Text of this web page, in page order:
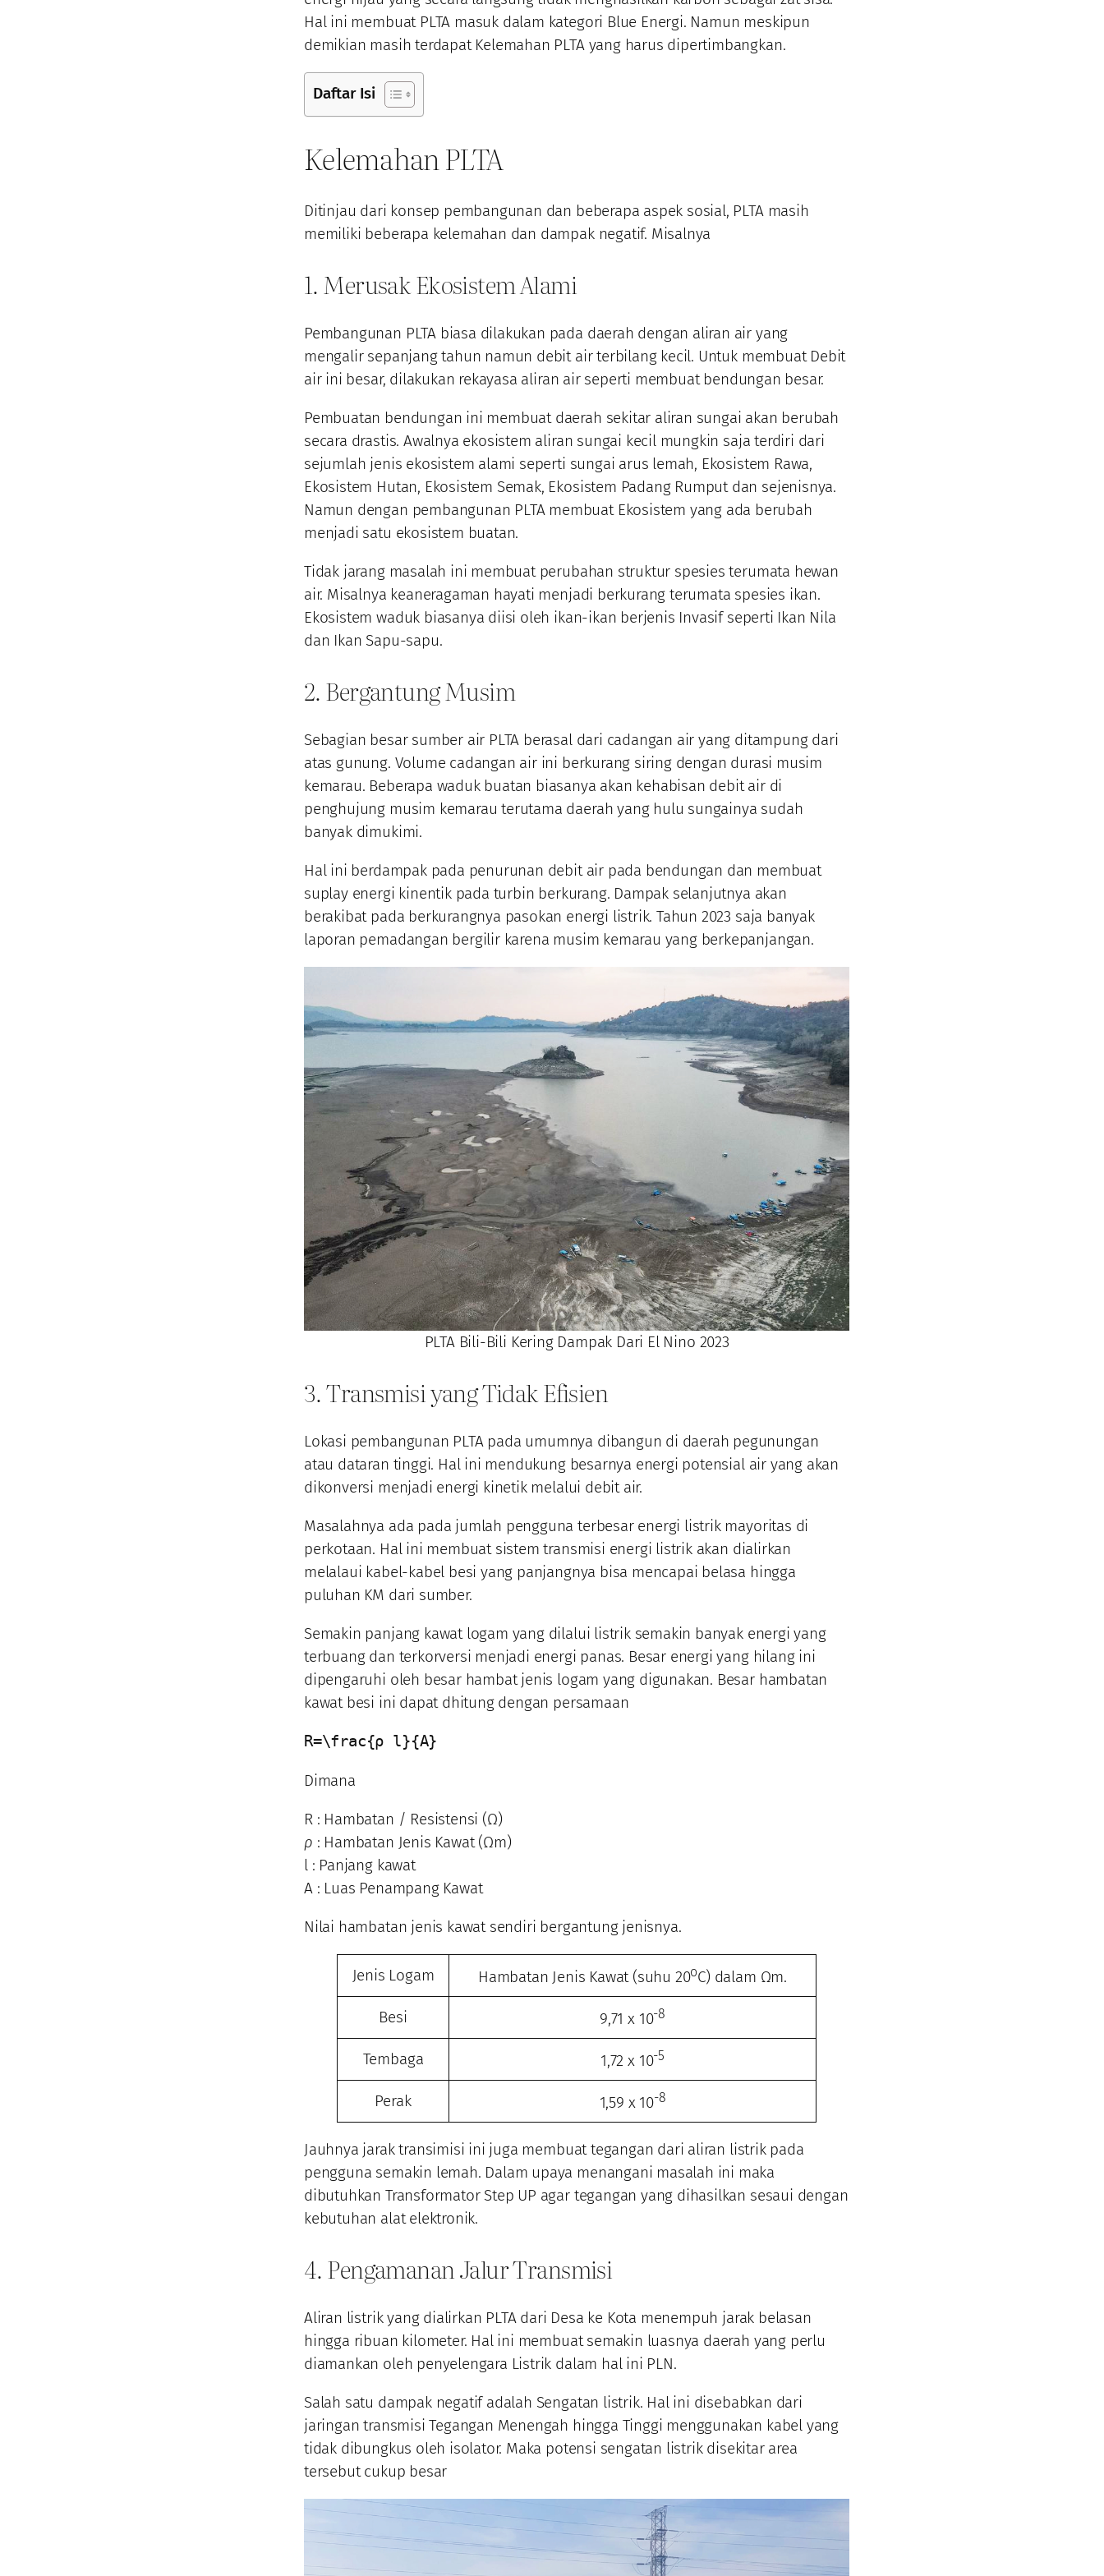
Hal ini membuat PLTA masuk dalam kategori Blue Energi. Namun meskipun
demikian masih terdapat Kelemahan PLTA yang harus dipertimbangkan.
Daftar Isi
Kelemahan PLTA
Ditinjau dari konsep pembangunan dan beberapa aspek sosial, PLTA masih
memiliki beberapa kelemahan dan dampak negatif. Misalnya
1. Merusak Ekosistem Alami
Pembangunan PLTA biasa dilakukan pada daerah dengan aliran air yang
mengalir sepanjang tahun namun debit air terbilang kecil. Untuk membuat Debit
air ini besar, dilakukan rekayasa aliran air seperti membuat bendungan besar.
Pembuatan bendungan ini membuat daerah sekitar aliran sungai akan berubah
secara drastis. Awalnya ekosistem aliran sungai kecil mungkin saja terdiri dari
sejumlah jenis ekosistem alami seperti sungai arus lemah, Ekosistem Rawa,
Ekosistem Hutan, Ekosistem Semak, Ekosistem Padang Rumput dan sejenisnya.
Namun dengan pembangunan PLTA membuat Ekosistem yang ada berubah
menjadi satu ekosistem buatan.
Tidak jarang masalah ini membuat perubahan struktur spesies terumata hewan
air. Misalnya keaneragaman hayati menjadi berkurang terumata spesies ikan.
Ekosistem waduk biasanya diisi oleh ikan-ikan berjenis Invasif seperti Ikan Nila
dan Ikan Sapu-sapu.
2. Bergantung Musim
Sebagian besar sumber air PLTA berasal dari cadangan air yang ditampung dari
atas gunung. Volume cadangan air ini berkurang siring dengan durasi musim
kemarau. Beberapa waduk buatan biasanya akan kehabisan debit air di
penghujung musim kemarau terutama daerah yang hulu sungainya sudah
banyak dimukimi.
Hal ini berdampak pada penurunan debit air pada bendungan dan membuat
suplay energi kinentik pada turbin berkurang. Dampak selanjutnya akan
berakibat pada berkurangnya pasokan energi listrik. Tahun 2023 saja banyak
laporan pemadangan bergilir karena musim kemarau yang berkepanjangan.
PLTA Bili-Bili Kering Dampak Dari El Nino 2023
3. Transmisi yang Tidak Efisien
Lokasi pembangunan PLTA pada umumnya dibangun di daerah pegunungan
atau dataran tinggi. Hal ini mendukung besarnya energi potensial air yang akan
dikonversi menjadi energi kinetik melalui debit air.
Masalahnya ada pada jumlah pengguna terbesar energi listrik mayoritas di
perkotaan. Hal ini membuat sistem transmisi energi listrik akan dialirkan
melalaui kabel-kabel besi yang panjangnya bisa mencapai belasa hingga
puluhan KM dari sumber.
Semakin panjang kawat logam yang dilalui listrik semakin banyak energi yang
terbuang dan terkorversi menjadi energi panas. Besar energi yang hilang ini
dipengaruhi oleh besar hambat jenis logam yang digunakan. Besar hambatan
kawat besi ini dapat dhitung dengan persamaan
R=\frac{ρ l}{A}
Dimana
R : Hambatan / Resistensi (Ω)
ρ : Hambatan Jenis Kawat (Ωm)
l : Panjang kawat
A : Luas Penampang Kawat
Nilai hambatan jenis kawat sendiri bergantung jenisnya.
Jenis Logam Hambatan Jenis Kawat (suhu 20oC) dalam Ωm.
Besi 9,71 x 10-8
Tembaga 1,72 x 10-5
Perak 1,59 x 10-8
Jauhnya jarak transimisi ini juga membuat tegangan dari aliran listrik pada
pengguna semakin lemah. Dalam upaya menangani masalah ini maka
dibutuhkan Transformator Step UP agar tegangan yang dihasilkan sesaui dengan
kebutuhan alat elektronik.
4. Pengamanan Jalur Transmisi
Aliran listrik yang dialirkan PLTA dari Desa ke Kota menempuh jarak belasan
hingga ribuan kilometer. Hal ini membuat semakin luasnya daerah yang perlu
diamankan oleh penyelengara Listrik dalam hal ini PLN.
Salah satu dampak negatif adalah Sengatan listrik. Hal ini disebabkan dari
jaringan transmisi Tegangan Menengah hingga Tinggi menggunakan kabel yang
tidak dibungkus oleh isolator. Maka potensi sengatan listrik disekitar area
tersebut cukup besar